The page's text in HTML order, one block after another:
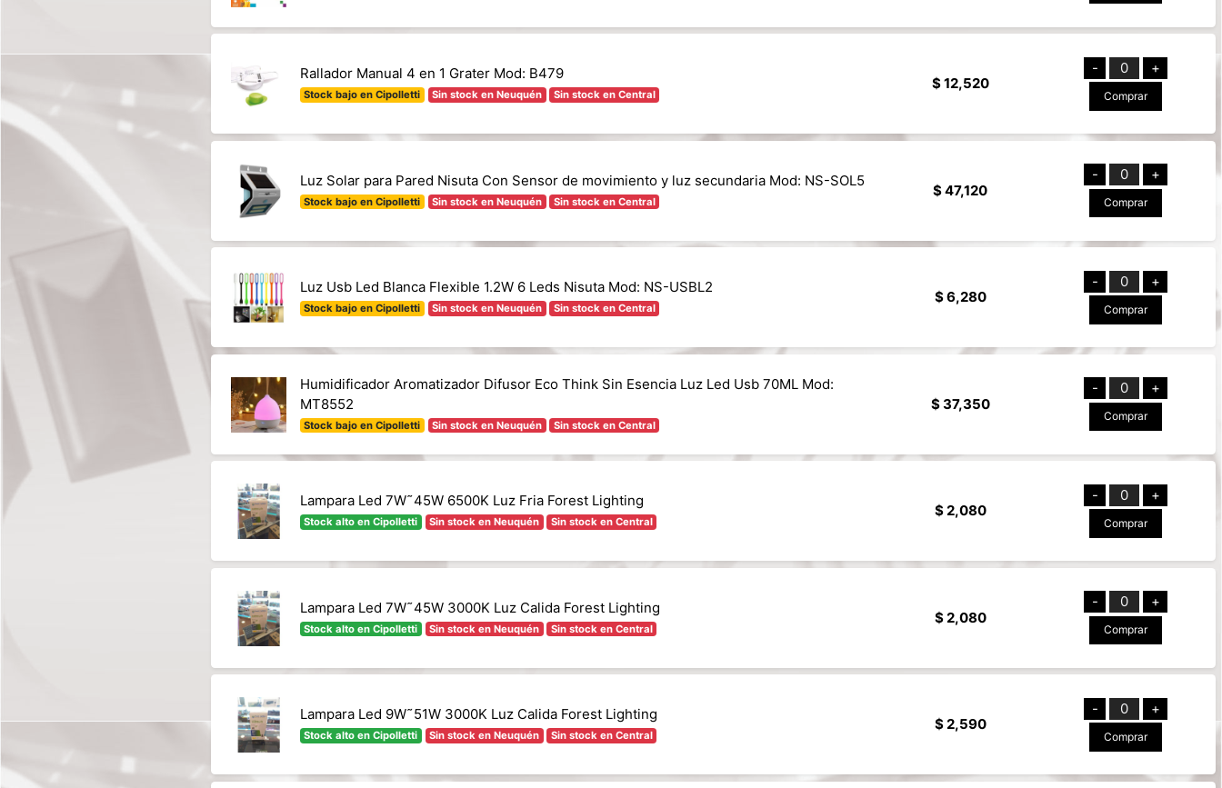
Rallador Manual 4 en 1 Grater Mod: B479
Stock bajo en Cipolletti Sin stock en Neuquén Sin stock en Central
$ 12,520
- 0 +
Comprar
Luz Solar para Pared Nisuta Con Sensor de movimiento y luz secundaria Mod: NS-SOL5
Stock bajo en Cipolletti Sin stock en Neuquén Sin stock en Central
$ 47,120
- 0 +
Comprar
Luz Usb Led Blanca Flexible 1.2W 6 Leds Nisuta Mod: NS-USBL2
Stock bajo en Cipolletti Sin stock en Neuquén Sin stock en Central
$ 6,280
- 0 +
Comprar
Humidificador Aromatizador Difusor Eco Think Sin Esencia Luz Led Usb 70ML Mod:
MT8552
Stock bajo en Cipolletti Sin stock en Neuquén Sin stock en Central
$ 37,350
- 0 +
Comprar
Lampara Led 7W˜45W 6500K Luz Fria Forest Lighting
Stock alto en Cipolletti Sin stock en Neuquén Sin stock en Central
$ 2,080
- 0 +
Comprar
Lampara Led 7W˜45W 3000K Luz Calida Forest Lighting
Stock alto en Cipolletti Sin stock en Neuquén Sin stock en Central
$ 2,080
- 0 +
Comprar
Lampara Led 9W˜51W 3000K Luz Calida Forest Lighting
Stock alto en Cipolletti Sin stock en Neuquén Sin stock en Central
$ 2,590
- 0 +
Comprar